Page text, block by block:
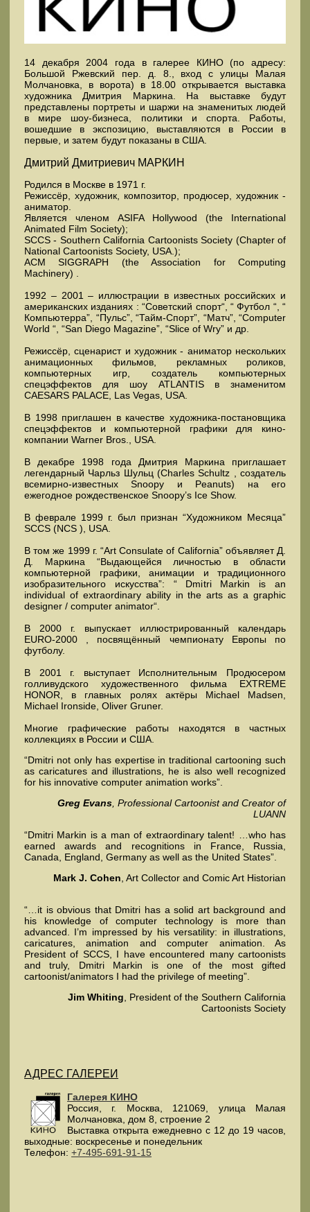
14 декабря 2004 года в галерее КИНО (по адресу:
Большой Ржевский пер. д. 8., вход с улицы Малая
Молчановка, в ворота) в 18.00 открывается выставка
художника Дмитрия Маркина. На выставке будут
представлены портреты и шаржи на знаменитых людей
в мире шоу-бизнеса, политики и спорта. Работы,
вошедшие в экспозицию, выставляются в России в
первые, и затем будут показаны в США.
Дмитрий Дмитриевич МАРКИН
Родился в Москве в 1971 г.
Режиссёр, художник, композитор, продюсер, художник -
аниматор.
Является членом ASIFA Hollywood (the International
Animated Film Society);
SCCS - Southern California Cartoonists Society (Chapter of
National Cartoonists Society, USA.);
ACM SIGGRAPH (the Association for Computing
Machinery) .
1992 – 2001 – иллюстрации в известных российских и
американских изданиях : “Советский спорт“, “ Футбол “, “
Компьютерра”, “Пульс”, “Тайм-Спорт”, “Матч”, “Computer
World “, “San Diego Magazine”, “Slice of Wry” и др.
Режиссёр, сценарист и художник - аниматор нескольких
анимационных фильмов, рекламных роликов,
компьютерных игр, создатель компьютерных
спецэффектов для шоу ATLANTIS в знаменитом
CAESARS PALACE, Las Vegas, USA.
В 1998 приглашен в качестве художника-постановщика
спецэффектов и компьютерной графики для кино-
компании Warner Bros., USA.
В декабре 1998 года Дмитрия Маркина приглашает
легендарный Чарльз Шульц (Charles Schultz , создатель
всемирно-известных Snoopy и Peanuts) на его
ежегодное рождественское Snoopy’s Ice Show.
В феврале 1999 г. был признан “Художником Месяца”
SCCS (NCS ), USA.
В том же 1999 г. “Art Consulate of California” объявляет Д.
Д. Маркина “Выдающейся личностью в области
компьютерной графики, анимации и традиционного
изобразительного искусства”: “ Dmitri Markin is an
individual of extraordinary ability in the arts as a graphic
designer / computer animator“.
В 2000 г. выпускает иллюстрированный календарь
EURO-2000 , посвящённый чемпионату Европы по
футболу.
В 2001 г. выступает Исполнительным Продюсером
голливудского художественного фильма EXTREME
HONOR, в главных ролях актёры Michael Madsen,
Michael Ironside, Oliver Gruner.
Многие графические работы находятся в частных
коллекциях в России и США.
“Dmitri not only has expertise in traditional cartooning such
as caricatures and illustrations, he is also well recognized
for his innovative computer animation works”.
Greg Evans, Professional Cartoonist and Creator of
LUANN
“Dmitri Markin is a man of extraordinary talent! …who has
earned awards and recognitions in France, Russia,
Canada, England, Germany as well as the United States”.
Mark J. Cohen, Art Collector and Comic Art Historian
“…it is obvious that Dmitri has a solid art background and
his knowledge of computer technology is more than
advanced. I’m impressed by his versatility: in illustrations,
caricatures, animation and computer animation. As
President of SCCS, I have encountered many cartoonists
and truly, Dmitri Markin is one of the most gifted
cartoonist/animators I had the privilege of meeting”.
Jim Whiting, President of the Southern California
Cartoonists Society
АДРЕС ГАЛЕРЕИ
Галерея КИНО
Россия, г. Москва, 121069, улица Малая
Молчановка, дом 8, строение 2
Выставка открыта ежедневно с 12 до 19 часов,
выходные: воскресенье и понедельник
Телефон: +7-495-691-91-15